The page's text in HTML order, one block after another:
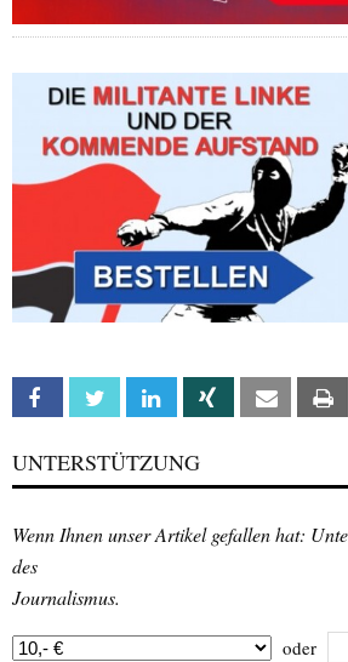
Facebook Twitter Linkedin Xing Email
UNTERSTÜTZUNG
Wenn Ihnen unser Artikel gefallen hat:
des
Journalismus.
oder